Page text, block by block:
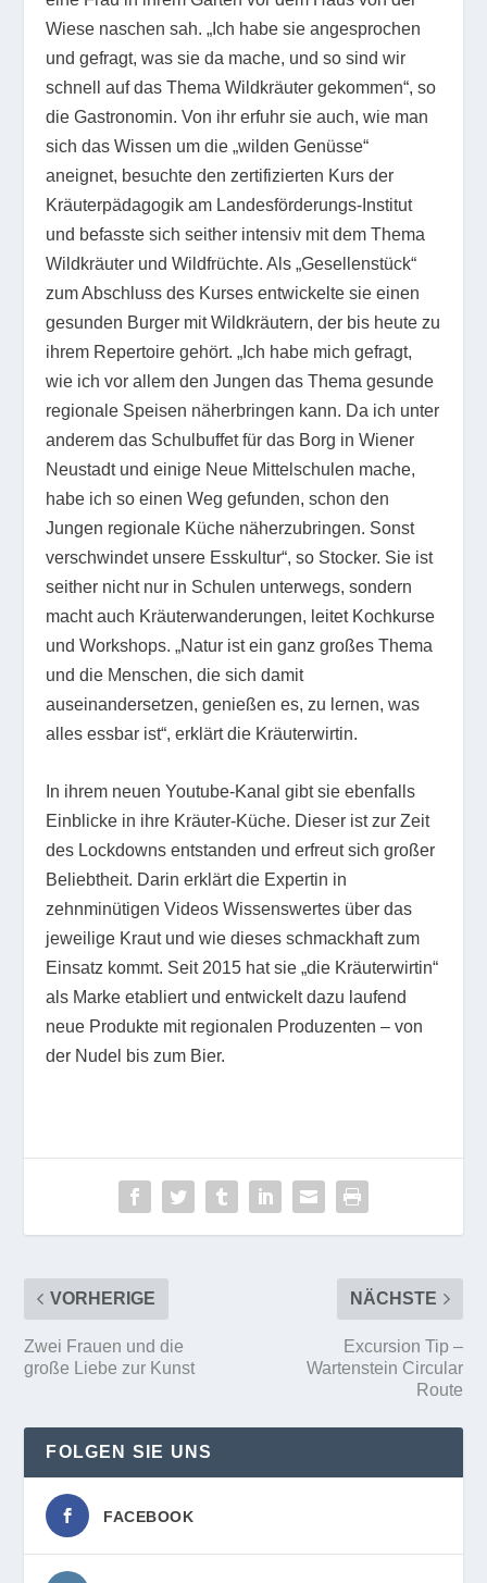
Wiese naschen sah. „Ich habe sie angesprochen
und gefragt, was sie da mache, und so sind wir
schnell auf das Thema Wildkräuter gekommen“, so
die Gastronomin. Von ihr erfuhr sie auch, wie man
sich das Wissen um die „wilden Genüsse“
aneignet, besuchte den zertifizierten Kurs der
Kräuterpädagogik am Landesförderungs-Institut
und befasste sich seither intensiv mit dem Thema
Wildkräuter und Wildfrüchte. Als „Gesellenstück“
zum Abschluss des Kurses entwickelte sie einen
gesunden Burger mit Wildkräutern, der bis heute zu
ihrem Repertoire gehört. „Ich habe mich gefragt,
wie ich vor allem den Jungen das Thema gesunde
regionale Speisen näherbringen kann. Da ich unter
anderem das Schulbuffet für das Borg in Wiener
Neustadt und einige Neue Mittelschulen mache,
habe ich so einen Weg gefunden, schon den
Jungen regionale Küche näherzubringen. Sonst
verschwindet unsere Esskultur“, so Stocker. Sie ist
seither nicht nur in Schulen unterwegs, sondern
macht auch Kräuterwanderungen, leitet Kochkurse
und Workshops. „Natur ist ein ganz großes Thema
und die Menschen, die sich damit
auseinandersetzen, genießen es, zu lernen, was
alles essbar ist“, erklärt die Kräuterwirtin.
In ihrem neuen Youtube-Kanal gibt sie ebenfalls
Einblicke in ihre Kräuter-Küche. Dieser ist zur Zeit
des Lockdowns entstanden und erfreut sich großer
Beliebtheit. Darin erklärt die Expertin in
zehnminütigen Videos Wissenswertes über das
jeweilige Kraut und wie dieses schmackhaft zum
Einsatz kommt. Seit 2015 hat sie „die Kräuterwirtin“
als Marke etabliert und entwickelt dazu laufend
neue Produkte mit regionalen Produzenten – von
der Nudel bis zum Bier.
VORHERIGE
Zwei Frauen und die
große Liebe zur Kunst
NÄCHSTE
Excursion Tip –
Wartenstein Circular
Route
FOLGEN SIE UNS
FACEBOOK